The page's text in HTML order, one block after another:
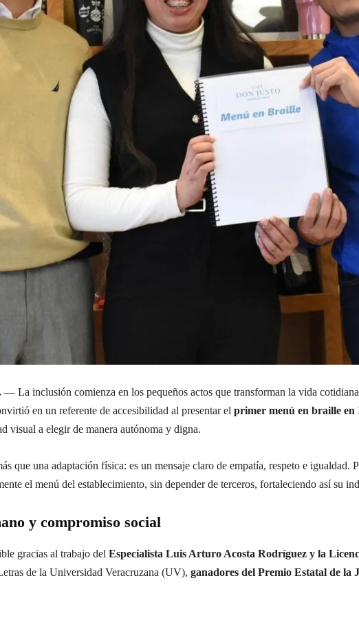
— La inclusión comienza en los pequeños actos que transforman la vida
en un referente de accesibilidad al presentar el primer menú en braille en
visual a elegir de manera autónoma y digna.
que una adaptación física: es un mensaje claro de empatía, respeto e igualdad.
el menú del establecimiento, sin depender de terceros, fortaleciendo así su
y compromiso social
gracias al trabajo del Especialista Luis Arturo Acosta Rodríguez y la
de la Universidad Veracruzana (UV), ganadores del Premio Estatal de la